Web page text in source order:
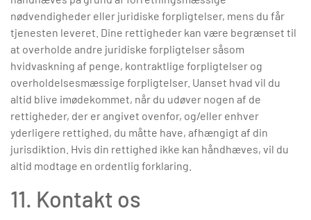
nødvendigheder eller juridiske forpligtelser, mens du får
tjenesten leveret. Dine rettigheder kan være begrænset til
at overholde andre juridiske forpligtelser såsom
hvidvaskning af penge, kontraktlige forpligtelser og
overholdelsesmæssige forpligtelser. Uanset hvad vil du
altid blive imødekommet, når du udøver nogen af de
rettigheder, der er angivet ovenfor, og/eller enhver
yderligere rettighed, du måtte have, afhængigt af din
jurisdiktion. Hvis din rettighed ikke kan håndhæves, vil du
altid modtage en ordentlig forklaring.
11. Kontakt os